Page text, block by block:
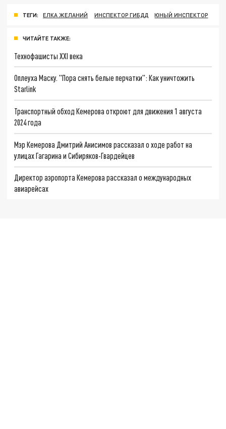
ТЕГИ: ЕЛКА ЖЕЛАНИЙ ИНСПЕКТОР ГИБДД ЮНЫЙ ИНСПЕКТОР
ЧИТАЙТЕ ТАКЖЕ:
Технофашисты XXI века
Оплеуха Маску. "Пора снять белые перчатки": Как уничтожить
Starlink
Транспортный обход Кемерова откроют для движения 1 августа
2024 года
Мэр Кемерова Дмитрий Анисимов рассказал о ходе работ на
улицах Гагарина и Сибиряков-Гвардейцев
Директор аэропорта Кемерова рассказал о международных
авиарейсах